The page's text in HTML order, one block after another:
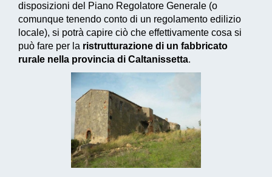
disposizioni del Piano Regolatore Generale (o
comunque tenendo conto di un regolamento edilizio
locale), si potrà capire ciò che effettivamente cosa si
può fare per la ristrutturazione di un fabbricato
rurale nella provincia di Caltanissetta.